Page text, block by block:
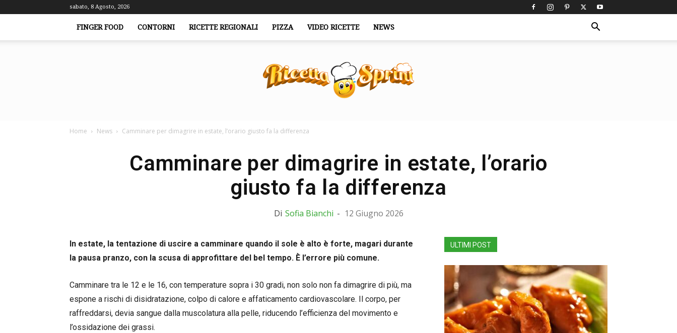
sabato, 8 Agosto, 2026
FINGER FOOD CONTORNI RICETTE REGIONALI PIZZA VIDEO RICETTE NEWS
Home News Camminare per dimagrire in estate, l’orario giusto fa la differenza
Camminare per dimagrire in estate, l’orario
giusto fa la differenza
Di Sofia Bianchi - 12 Giugno 2026
In estate, la tentazione di uscire a camminare quando il sole è alto è forte, magari durante
la pausa pranzo, con la scusa di approfittare del bel tempo. È l’errore più comune.
Camminare tra le 12 e le 16, con temperature sopra i 30 gradi, non solo non fa dimagrire di più, ma
espone a rischi di disidratazione, colpo di calore e affaticamento cardiovascolare. Il corpo, per
raffreddarsi, devia sangue dalla muscolatura alla pelle, riducendo l’efficienza del movimento e
l’ossidazione dei grassi.
ULTIMI POST